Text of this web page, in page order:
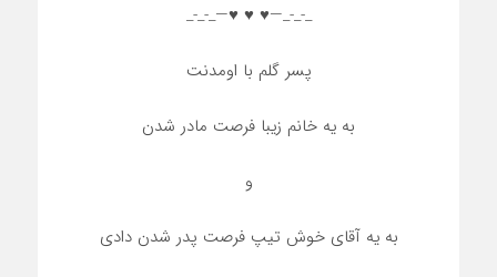
_-_-_—♥️ ♥️ ♥️—_-_-_
پسر گلم با اومدنت
به یه خانم زیبا فرصت مادر شدن
و
به یه آقای خوش تیپ فرصت پدر شدن دادی